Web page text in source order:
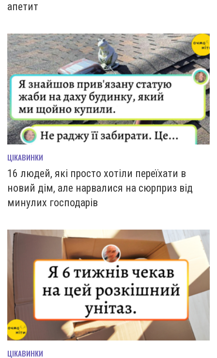
апетит
ЦІКАВИНКИ
16 людей, які просто хотіли переїхати в
новий дім, але нарвалися на сюрприз від
минулих господарів
ЦІКАВИНКИ